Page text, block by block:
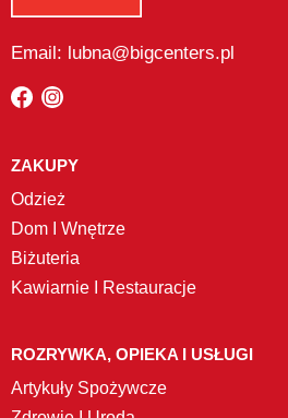
Email: lubna@bigcenters.pl
ZAKUPY
Odzież
Dom I Wnętrze
Biżuteria
Kawiarnie I Restauracje
ROZRYWKA, OPIEKA I USŁUGI
Artykuły Spożywcze